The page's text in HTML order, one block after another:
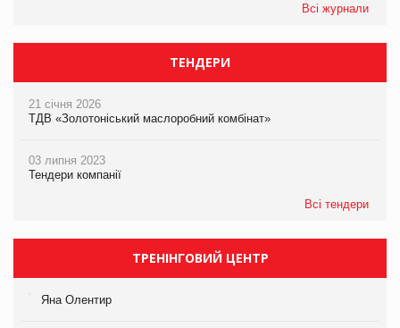
Всі журнали
ТЕНДЕРИ
21 січня 2026
ТДВ «Золотоніський маслоробний комбінат»
03 липня 2023
Тендери компанії
Всі тендери
ТРЕНІНГОВИЙ ЦЕНТР
Яна Олентир